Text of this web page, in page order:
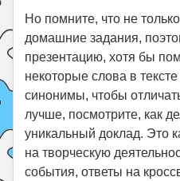
Но помните, что не
домашние задания,
презентацию, хотя бы
некоторые слова в
синонимы, чтобы
лучше, посмотрите, как
уникальный доклад. Это
на творческую
события, ответы на